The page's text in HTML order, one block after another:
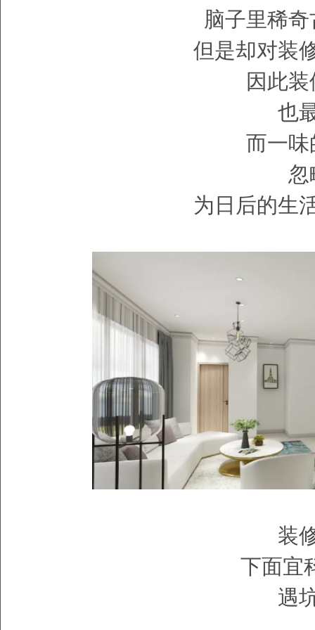
脑子里稀
但是却对装
因此
也
而一味
忽
为日后的生
装
下面宜
遇